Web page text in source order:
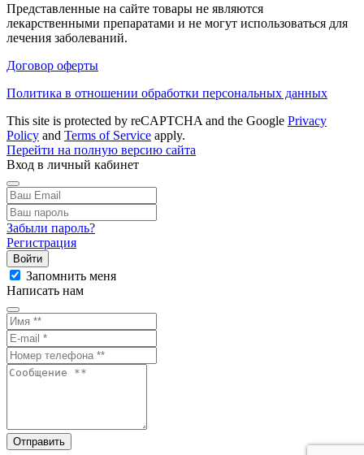
Представленные на сайте товары не являются
лекарственными препаратами и не могут использоваться для
лечения заболеваний.
Договор оферты
Политика в отношении обработки персональных данных
This site is protected by reCAPTCHA and the Google Privacy
Policy and Terms of Service apply.
Перейти на полную версию сайта
Вход в личный кабинет
Забыли пароль?
Регистрация
Войти
Запомнить меня
Написать нам
Отправить